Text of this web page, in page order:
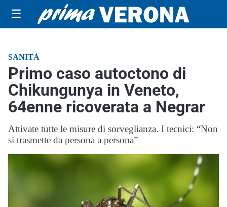
☰
SANITÀ
Primo caso autoctono di
Chikungunya in Veneto,
64enne ricoverata a Negrar
Attivate tutte le misure di sorveglianza. I tecnici: “Non
si trasmette da persona a persona”